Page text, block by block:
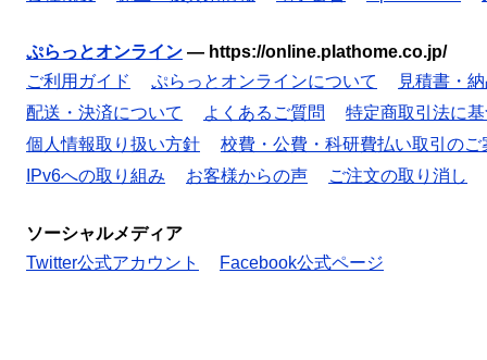
ぷらっとオンライン — https://online.plathome.co.jp/
ご利用ガイド
ぷらっとオンラインについて
見積書・
配送・決済について
よくあるご質問
特定商取引法に
個人情報取り扱い方針
校費・公費・科研費払い取引のご
IPv6への取り組み
お客様からの声 ご注文の取り消し
ソーシャルメディア
Twitter公式アカウント
Facebook公式ページ